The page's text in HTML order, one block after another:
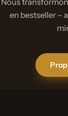
en bestseller –